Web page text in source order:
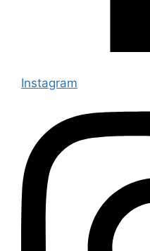
Instagram